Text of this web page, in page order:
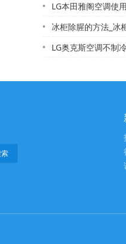
LG本田雅阁空调使用
冰柜除腥的方法_冰
LG奥克斯空调不制冷怎么回事_4*LG奥